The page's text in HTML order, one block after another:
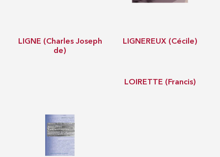
LIGNE (Charles Joseph
de)
LIGNEREUX (Cécile)
LOIRETTE (Francis)